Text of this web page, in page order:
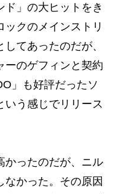
」の大ヒットをき
ックのメインストリ
てあったのだが、
ーのゲフィンと契約
」も好評だったソ
いう感じでリリース
かったのだが、ニル
なかった。その原因